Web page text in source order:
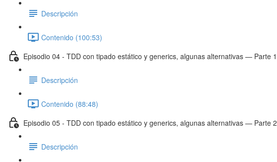
Descripción
Contenido (100:53)
Episodio 04 - TDD con tipado estático y generics, algunas alternativas — Parte 1
Descripción
Contenido (88:48)
Episodio 05 - TDD con tipado estático y generics, algunas alternativas — Parte 2
Descripción